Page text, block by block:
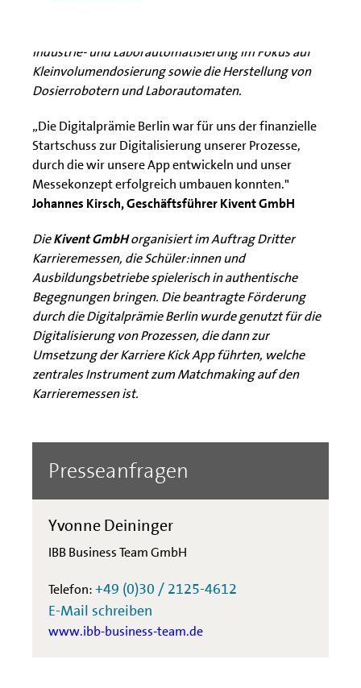
Industrie- und Laborautomatisierung im Fokus auf
Kleinvolumendosierung sowie die Herstellung von
Dosierrobotern und Laborautomaten.
„Die Digitalprämie Berlin war für uns der finanzielle
Startschuss zur Digitalisierung unserer Prozesse,
durch die wir unsere App entwickeln und unser
Messekonzept erfolgreich umbauen konnten."
Johannes Kirsch, Geschäftsführer Kivent GmbH
DieKivent GmbHorganisiert im Auftrag Dritter
Karrieremessen, die Schüler:innen und
Ausbildungsbetriebe spielerisch in authentische
Begegnungen bringen. Die beantragte Förderung
durch die Digitalprämie Berlin wurde genutzt für die
Digitalisierung von Prozessen, die dann zur
Umsetzung der Karriere Kick App führten, welche
zentrales Instrument zum Matchmaking auf den
Karrieremessen ist.
Presseanfragen
Yvonne Deininger
IBB Business Team GmbH
Telefon:+49 (0)30 / 2125-4612
E-Mail schreiben
www.ibb-business-team.de